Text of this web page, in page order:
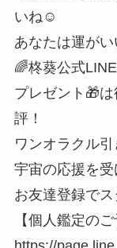
いね☺️
あなたは運がい
🌈柊葵公式LINE
プレゼント🎁
評！
ワンオラクル
宇宙の応援を
お友達登録で
【個人鑑定の